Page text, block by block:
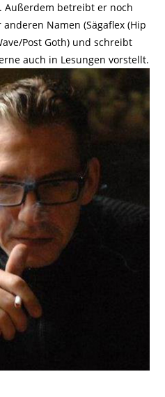
Außerdem betreibt er noch
Namen (Sägaflex (Hip
Post Goth) und schreibt
auch in Lesungen vorstellt.